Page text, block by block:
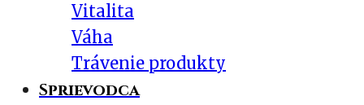
Vitalita
Váha
Trávenie produkty
Sprievodca